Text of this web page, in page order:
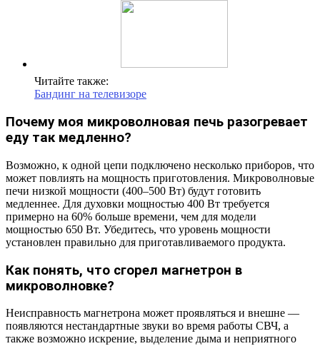
Читайте также:
Бандинг на телевизоре
Почему моя микроволновая печь разогревает
еду так медленно?
Возможно, к одной цепи подключено несколько приборов, что
может повлиять на мощность приготовления. Микроволновые
печи низкой мощности (400–500 Вт) будут готовить
медленнее. Для духовки мощностью 400 Вт требуется
примерно на 60% больше времени, чем для модели
мощностью 650 Вт. Убедитесь, что уровень мощности
установлен правильно для приготавливаемого продукта.
Как понять, что сгорел магнетрон в
микроволновке?
Неисправность магнетрона может проявляться и внешне —
появляются нестандартные звуки во время работы СВЧ, а
также возможно искрение, выделение дыма и неприятного